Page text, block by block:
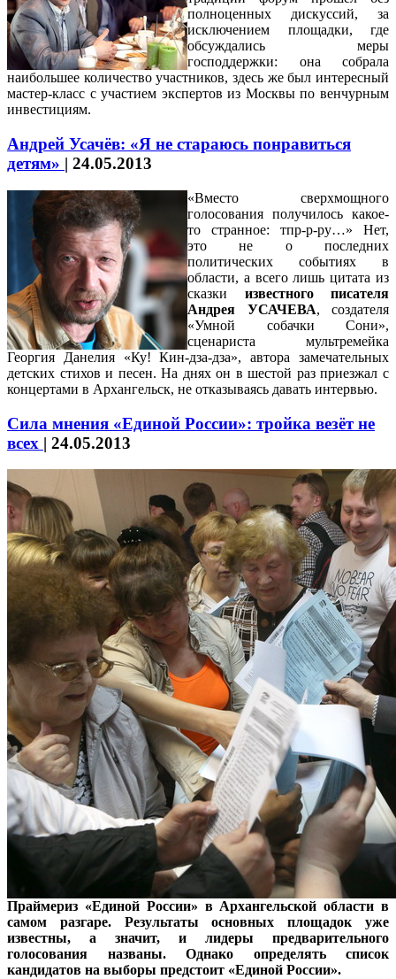
полноценных дискуссий, за
исключением площадки, где
обсуждались меры
господдержки: она собрала
наибольшее количество участников, здесь же был интересный
мастер-класс с участием экспертов из Москвы по венчурным
инвестициям.
Андрей Усачёв: «Я не стараюсь понравиться
детям» | 24.05.2013
«Вместо сверхмощного
голосования получилось какое-
то странное: тпр-р-ру…» Нет,
это не о последних
политических событиях в
области, а всего лишь цитата из
сказки известного писателя
Андрея УСАЧЕВА, создателя
«Умной собачки Сони»,
сценариста мультремейка
Георгия Данелия «Ку! Кин-дза-дза», автора замечательных
детских стихов и песен. На днях он в шестой раз приезжал с
концертами в Архангельск, не отказываясь давать интервью.
Сила мнения «Единой России»: тройка везёт не
всех | 24.05.2013
Праймериз «Единой России» в Архангельской области в
самом разгаре. Результаты основных площадок уже
известны, а значит, и лидеры предварительного
голосования названы. Однако определять список
кандидатов на выборы предстоит «Единой России».